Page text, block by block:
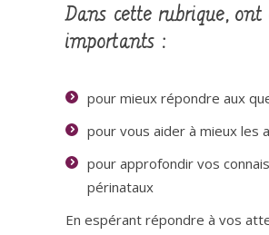
Dans cette rubrique, ont
importants :
pour mieux répondre aux
pour vous aider à mieux les
pour approfondir vos
périnataux
En espérant répondre à vos